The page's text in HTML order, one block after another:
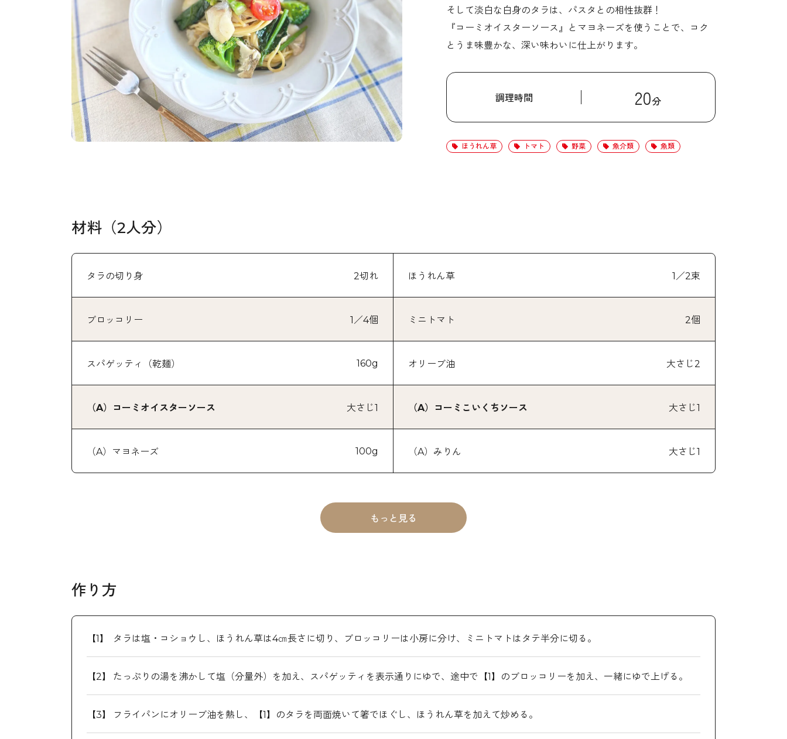
そして淡白な白身のタラは、パスタとの相性抜群！
『コーミオイスターソース』とマヨネーズを使うことで、コク
とうま味豊かな、深い味わいに仕上がります。
調理時間 20分
ほうれん草 トマト 野菜 魚介類 魚類
材料（2人分）
タラの切り身 2切れ ほうれん草 1／2束
ブロッコリー 1／4個 ミニトマト 2個
スパゲッティ（乾麺） 160g オリーブ油 大さじ2
（A）コーミオイスターソース 大さじ1 （A）コーミこいくちソース 大さじ1
（A）マヨネーズ 100g （A）みりん 大さじ1
もっと見る
作り方
タラは塩・コショウし、ほうれん草は4㎝長さに切り、ブロッコリーは小房に分け、ミニトマトはタテ半分に切る。
たっぷりの湯を沸かして塩（分量外）を加え、スパゲッティを表示通りにゆで、途中で【1】のブロッコリーを加え、一緒にゆで上げる。
フライパンにオリーブ油を熱し、【1】のタラを両面焼いて箸でほぐし、ほうれん草を加えて炒める。